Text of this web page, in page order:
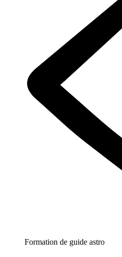
Formation de guide astro